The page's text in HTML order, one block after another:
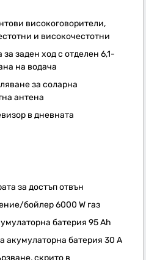
високоговорители,
и високочестотни
заден ход с отделен 6,1-
на водача
за соларна
антена
в дневната
за достъп отвън
бойлер 6000 W газ
батерия 95 Ah
акумулаторна батерия 30 A
скрито в